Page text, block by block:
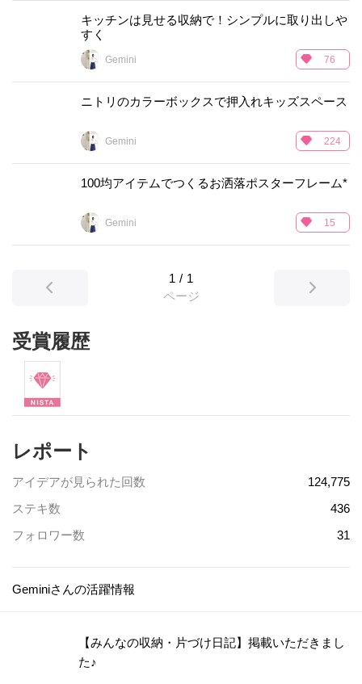
キッチンは見せる収納で！シンプルに取り出しや
すく
Gemini 76
ニトリのカラーボックスで押入れキッズスペース
Gemini 224
100均アイテムでつくるお洒落ポスターフレーム*
Gemini 15
1 / 1
ページ
受賞履歴
レポート
アイデアが見られた回数
124,775
ステキ数
436
フォロワー数
31
Geminiさんの活躍情報
【みんなの収納・片づけ日記】掲載いただきまし
た♪